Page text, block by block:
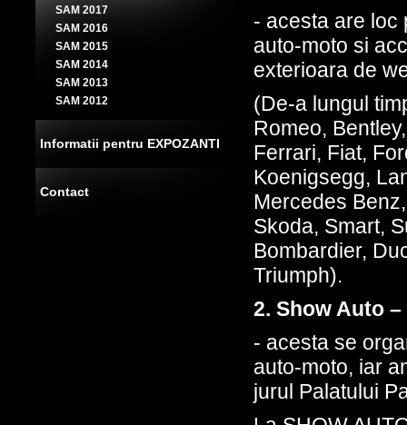
SAM 2017
SAM 2016
SAM 2015
SAM 2014
SAM 2013
SAM 2012
Informatii pentru EXPOZANTI
Contact
- acesta are loc
auto-moto si
exterioara de
(De-a lungul
Romeo,
Ferrari, Fiat,
Koenigsegg,
Mercedes
Skoda, Smart,
Bombardier,
Triumph).
2. Show Auto –
- acesta se
auto-moto, iar
jurul Palatului